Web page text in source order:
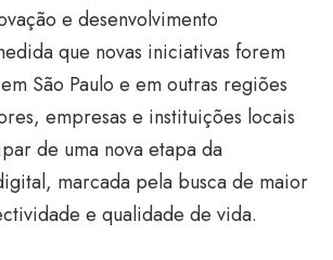
e desenvolvimento
que novas iniciativas forem
São Paulo e em outras regiões
empresas e instituições locais
de uma nova etapa da
marcada pela busca de maior
e qualidade de vida.